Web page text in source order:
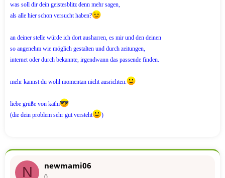
was soll dir dein geistesblitz denn mehr sagen,
als alle hier schon versucht haben?
an deiner stelle würde ich dort ausharren, es mir und den deinen
so angenehm wie möglich gestalten und durch zeitungen,
internet oder durch bekannte, irgendwann das passende finden.
mehr kannst du wohl momentan nicht ausrichten.
liebe grüße von kathi
(die dein problem sehr gut versteht
)
N newmami06